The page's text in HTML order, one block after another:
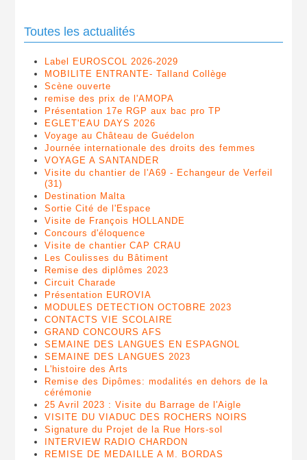
Toutes les actualités
Label EUROSCOL 2026-2029
MOBILITE ENTRANTE- Talland Collège
Scène ouverte
remise des prix de l'AMOPA
Présentation 17e RGP aux bac pro TP
EGLET'EAU DAYS 2026
Voyage au Château de Guédelon
Journée internationale des droits des femmes
VOYAGE A SANTANDER
Visite du chantier de l'A69 - Echangeur de Verfeil
(31)
Destination Malta
Sortie Cité de l'Espace
Visite de François HOLLANDE
Concours d'éloquence
Visite de chantier CAP CRAU
Les Coulisses du Bâtiment
Remise des diplômes 2023
Circuit Charade
Présentation EUROVIA
MODULES DETECTION OCTOBRE 2023
CONTACTS VIE SCOLAIRE
GRAND CONCOURS AFS
SEMAINE DES LANGUES EN ESPAGNOL
SEMAINE DES LANGUES 2023
L'histoire des Arts
Remise des Dipômes: modalités en dehors de la
cérémonie
25 Avril 2023 : Visite du Barrage de l'Aigle
VISITE DU VIADUC DES ROCHERS NOIRS
Signature du Projet de la Rue Hors-sol
INTERVIEW RADIO CHARDON
REMISE DE MEDAILLE A M. BORDAS